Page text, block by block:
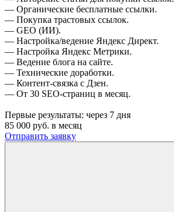
— Органические бесплатные ссылки.
— Покупка трастовых ссылок.
— GEO (ИИ).
— Настройка/ведение Яндекс Директ.
— Настройка Яндекс Метрики.
— Ведение блога на сайте.
— Технические доработки.
— Контент-связка с Дзен.
— От 30 SEO-страниц в месяц.
Первые результаты: через 7 дня
85 000 руб. в месяц
Отправить заявку